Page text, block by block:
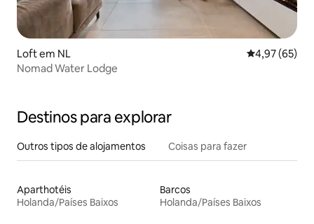
Loft em NL Classificação
4,97 (65)
Nomad Water Lodge
Destinos para explorar
Outros tipos de alojamentos Coisas para fazer
Aparthotéis
Holanda/Países Baixos
Barcos
Holanda/Países Baixos